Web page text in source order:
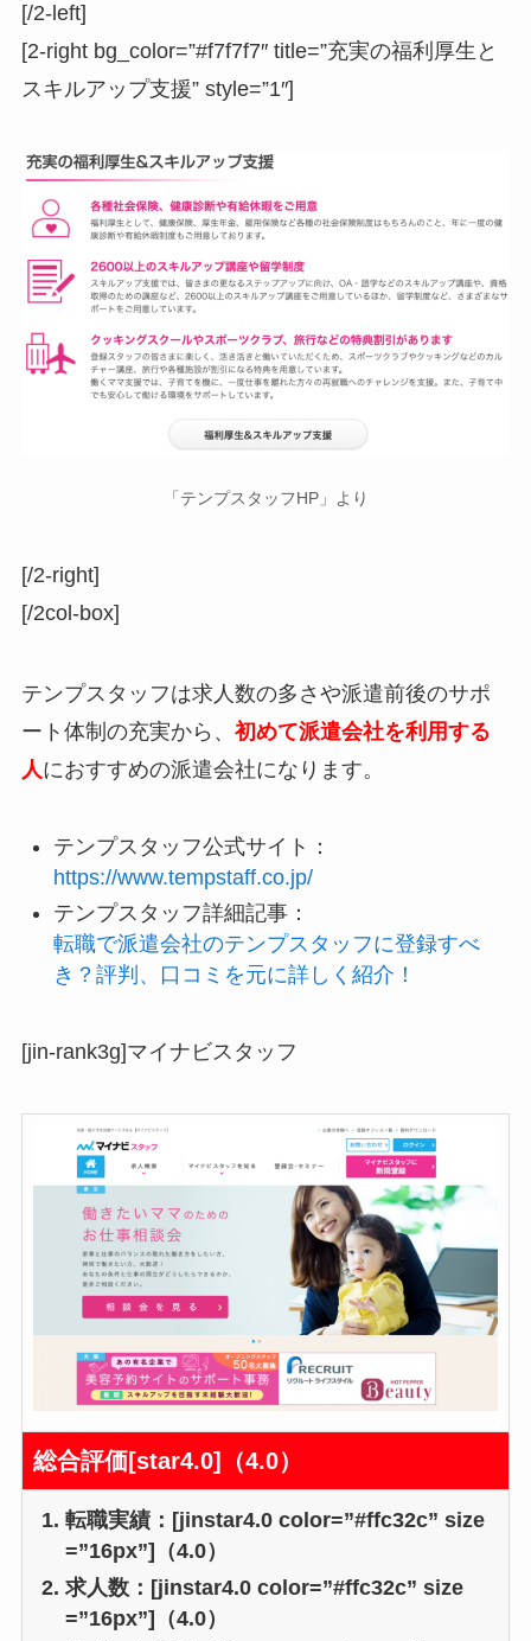
[/2-left]
[2-right bg_color=”#f7f7f7″ title=”充実の福利厚生と
スキルアップ支援” style=”1″]
「テンプスタッフHP」より
[/2-right]
[/2col-box]
テンプスタッフは求人数の多さや派遣前後のサポ
ート体制の充実から、 初めて派遣会社を利用する
人におすすめの派遣会社になります。
テンプスタッフ公式サイト：
https://www.tempstaff.co.jp/
テンプスタッフ詳細記事：
転職で派遣会社のテンプスタッフに登録すべ
き？評判、口コミを元に詳しく紹介！
[jin-rank3g]マイナビスタッフ
総合評価[star4.0]（4.0）
転職実績：[jinstar4.0 color=”#ffc32c” size
=”16px”]（4.0）
求人数：[jinstar4.0 color=”#ffc32c” size
=”16px”]（4.0）